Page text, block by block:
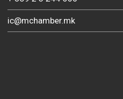
ic@mchamber.mk